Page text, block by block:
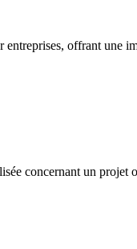
offrant une
concernant un